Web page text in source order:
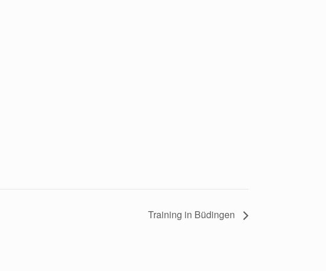
Training in Büdingen